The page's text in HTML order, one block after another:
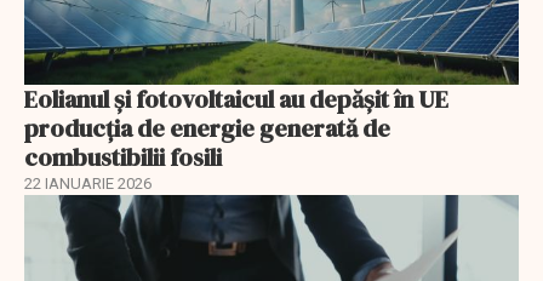
Eolianul și fotovoltaicul au depășit în UE
producția de energie generată de
combustibilii fosili
22 IANUARIE 2026